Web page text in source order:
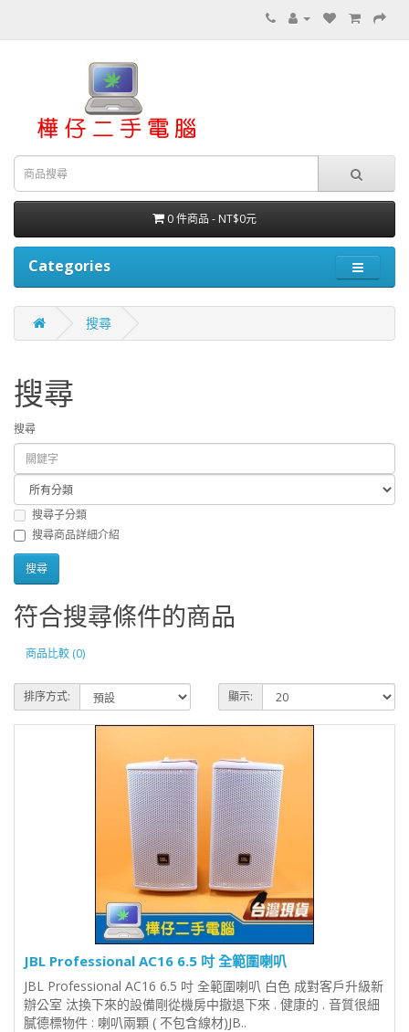
0 件商品 - NT$0元
Categories
搜尋
搜尋
搜尋
搜尋子分類
搜尋商品詳細介紹
符合搜尋條件的商品
商品比較 (0)
排序方式: 顯示:
JBL Professional AC16 6.5 吋 全範圍喇叭
JBL Professional AC16 6.5 吋 全範圍喇叭 白色 成對客戶升級新
辦公室 汰換下來的設備剛從機房中撤退下來 . 健康的 . 音質很細
膩德標物件 : 喇叭兩顆 ( 不包含線材)JB..